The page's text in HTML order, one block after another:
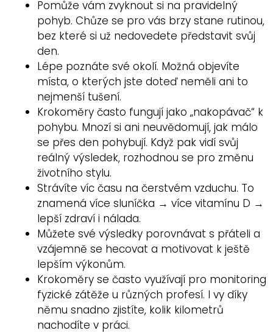
Pomůže vám zvyknout si na pravidelný
pohyb. Chůze se pro vás brzy stane rutinou,
bez které si už nedovedete představit svůj
den.
Lépe poznáte své okolí. Možná objevíte
místa, o kterých jste doteď neměli ani to
nejmenší tušení.
Krokoměry často fungují jako „nakopávač“ k
pohybu. Mnozí si ani neuvědomují, jak málo
se přes den pohybují. Když pak vidí svůj
reálný výsledek, rozhodnou se pro změnu
životního stylu.
Strávíte víc času na čerstvém vzduchu. To
znamená více sluníčka → více vitamínu D →
lepší zdraví i nálada.
Můžete své výsledky porovnávat s přáteli a
vzájemně se hecovat a motivovat k ještě
lepším výkonům.
Krokoměry se často využívají pro monitoring
fyzické zátěže u různých profesí. I vy díky
němu snadno zjistíte, kolik kilometrů
nachodíte v práci.